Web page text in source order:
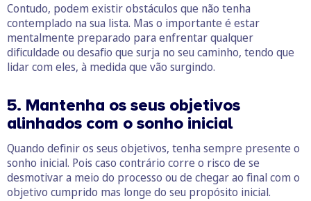
Contudo, podem existir obstáculos que não tenha
contemplado na sua lista. Mas o importante é estar
mentalmente preparado para enfrentar qualquer
dificuldade ou desafio que surja no seu caminho, tendo que
lidar com eles, à medida que vão surgindo.
5. Mantenha os seus objetivos
alinhados com o sonho inicial
Quando definir os seus objetivos, tenha sempre presente o
sonho inicial. Pois caso contrário corre o risco de se
desmotivar a meio do processo ou de chegar ao final com o
objetivo cumprido mas longe do seu propósito inicial.